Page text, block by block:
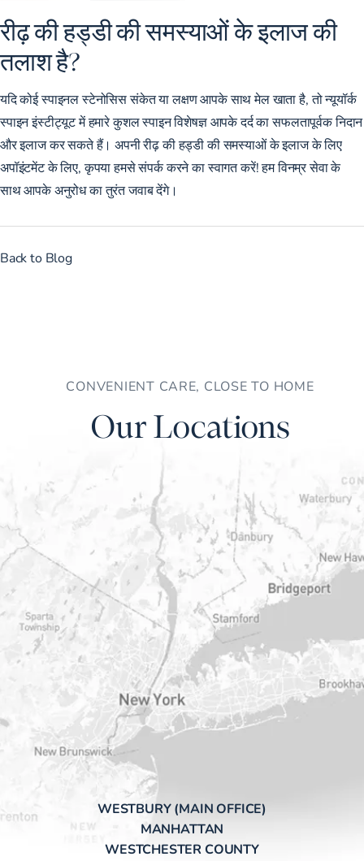
रीढ़ की हड्डी की समस्याओं के इलाज की
तलाश है?
यदि कोई स्पाइनल स्टेनोसिस संकेत या लक्षण आपके साथ मेल खाता है, तो न्यूयॉर्क
स्पाइन इंस्टीट्यूट मेंहमारे कुशल स्पाइन विशेषज्ञआपके दर्द का सफलतापूर्वक निदान
और इलाज कर सकते हैं। अपनी रीढ़ की हड्डी की समस्याओं के इलाज के लिए
अपॉइंटमेंट के लिए, कृपयाहमसे संपर्क करनेका स्वागत करें! हम विनम्र सेवा के
साथ आपके अनुरोध का तुरंत जवाब देंगे।
Back to Blog
CONVENIENT CARE, CLOSE TO HOME
Our Locations
WESTBURY (MAIN OFFICE)
MANHATTAN
WESTCHESTER COUNTY